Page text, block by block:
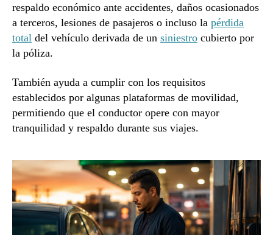
respaldo económico ante accidentes, daños ocasionados
a terceros, lesiones de pasajeros o incluso la pérdida
total del vehículo derivada de un siniestro cubierto por
la póliza.
También ayuda a cumplir con los requisitos
establecidos por algunas plataformas de movilidad,
permitiendo que el conductor opere con mayor
tranquilidad y respaldo durante sus viajes.